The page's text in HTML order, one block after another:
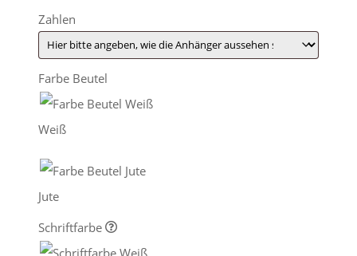
Zahlen
Farbe Beutel
Weiß
Jute
Schriftfarbe